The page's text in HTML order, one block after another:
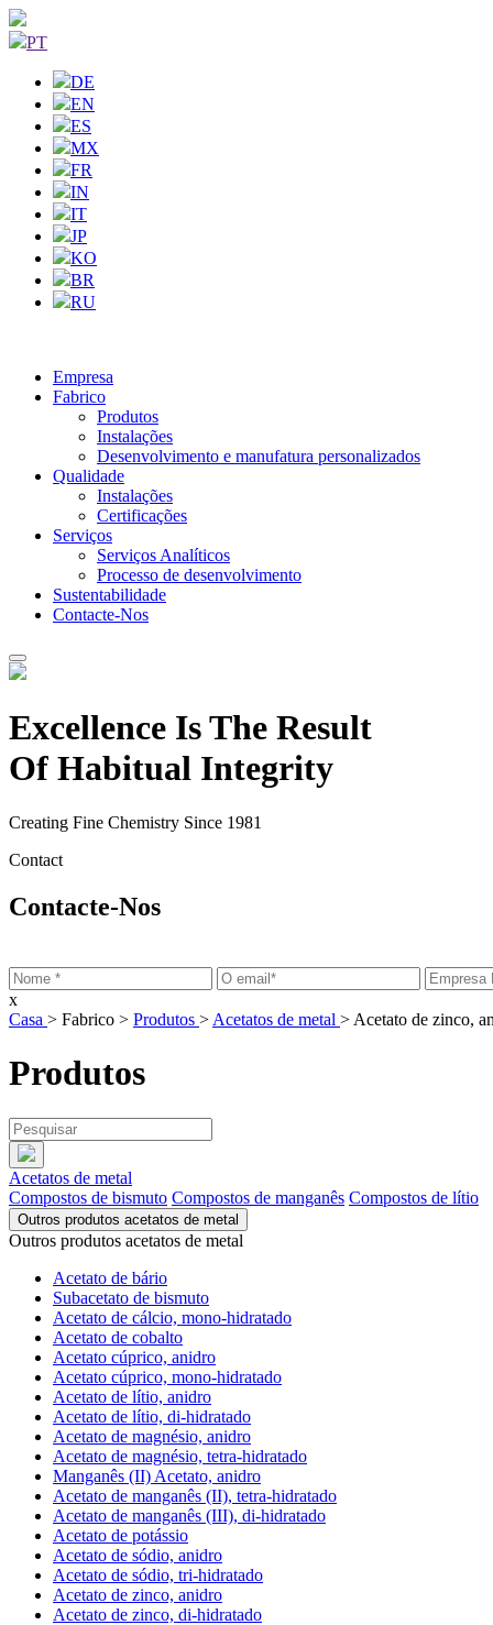
PT
DE
EN
ES
MX
FR
IN
IT
JP
KO
BR
RU
Empresa
Fabrico
Produtos
Instalações
Desenvolvimento e manufatura personalizados
Qualidade
Instalações
Certificações
Serviços
Serviços Analíticos
Processo de desenvolvimento
Sustentabilidade
Contacte-Nos
Excellence Is The Result
Of Habitual Integrity
Creating Fine Chemistry Since 1981
Contact
Contacte-Nos
x
Casa > Fabrico > Produtos > Acetatos de metal > Acetato de zinco,
Produtos
Acetatos de metal
Compostos de bismuto Compostos de manganês Compostos de lítio
Outros produtos acetatos de metal
Outros produtos acetatos de metal
Acetato de bário
Subacetato de bismuto
Acetato de cálcio, mono-hidratado
Acetato de cobalto
Acetato cúprico, anidro
Acetato cúprico, mono-hidratado
Acetato de lítio, anidro
Acetato de lítio, di-hidratado
Acetato de magnésio, anidro
Acetato de magnésio, tetra-hidratado
Manganês (II) Acetato, anidro
Acetato de manganês (II), tetra-hidratado
Acetato de manganês (III), di-hidratado
Acetato de potássio
Acetato de sódio, anidro
Acetato de sódio, tri-hidratado
Acetato de zinco, anidro
Acetato de zinco, di-hidratado